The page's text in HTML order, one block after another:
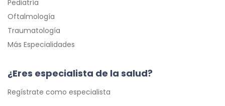
Pediatría
Oftalmología
Traumatología
Más Especialidades
¿Eres especialista de la salud?
Regístrate como especialista